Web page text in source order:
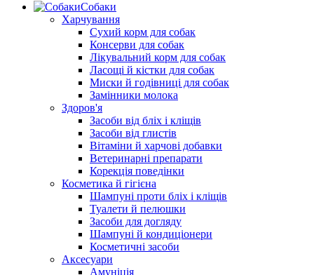
Собаки
Харчування
Сухий корм для собак
Консерви для собак
Лікувальний корм для собак
Ласощі й кістки для собак
Миски й годівниці для собак
Замінники молока
Здоров'я
Засоби від бліх і кліщів
Засоби від глистів
Вітаміни й харчові добавки
Ветеринарні препарати
Корекція поведінки
Косметика й гігієна
Шампуні проти бліх і кліщів
Туалети й пелюшки
Засоби для догляду
Шампуні й кондиціонери
Косметичні засоби
Аксесуари
Амуніція